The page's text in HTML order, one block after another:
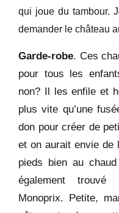
qui joue du tambour.
demander le château
Garde-robe. Ces
pour tous les
non? Il les enfile et
plus vite qu’une
don pour créer de
et on aurait envie de
pieds bien au
également
Monoprix. Petite,